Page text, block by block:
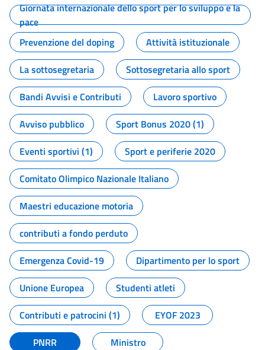
Giornata internazionale dello sport per lo sviluppo e la
pace
Prevenzione del doping
Attività istituzionale
La sottosegretaria
Sottosegretaria allo sport
Bandi Avvisi e Contributi
Lavoro sportivo
Avviso pubblico
Sport Bonus 2020 (1)
Eventi sportivi (1)
Sport e periferie 2020
Comitato Olimpico Nazionale Italiano
Maestri educazione motoria
contributi a fondo perduto
Emergenza Covid-19
Dipartimento per lo sport
Unione Europea
Studenti atleti
Contributi e patrocini (1)
EYOF 2023
PNRR
Ministro